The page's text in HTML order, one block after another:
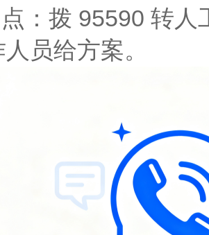
：拨 95590 转
员给方案。​